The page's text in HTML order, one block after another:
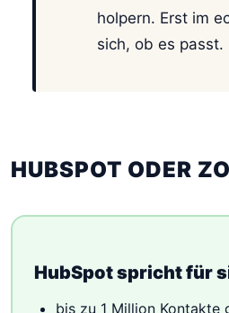
holpern. Erst im
sich, ob es passt.
HUBSPOT ODER
HubSpot spricht für
bis zu 1 Million Kontakte